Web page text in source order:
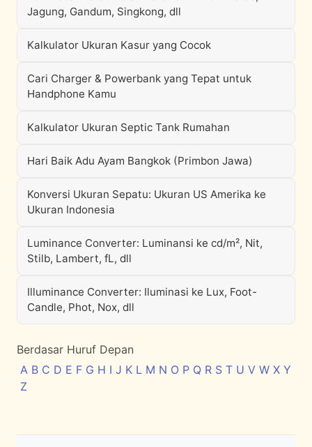
Jagung, Gandum, Singkong, dll
Kalkulator Ukuran Kasur yang Cocok
Cari Charger & Powerbank yang Tepat untuk
Handphone Kamu
Kalkulator Ukuran Septic Tank Rumahan
Hari Baik Adu Ayam Bangkok (Primbon Jawa)
Konversi Ukuran Sepatu: Ukuran US Amerika ke
Ukuran Indonesia
Luminance Converter: Luminansi ke cd/m², Nit,
Stilb, Lambert, fL, dll
Illuminance Converter: Iluminasi ke Lux, Foot-
Candle, Phot, Nox, dll
Berdasar Huruf Depan
A B C D E F G H I J K L M N O P Q R S T U V W X Y
Z